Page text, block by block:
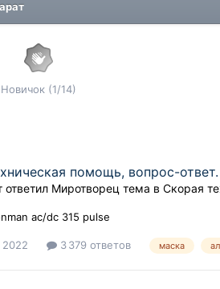
Новичок (1/14)
помощь, вопрос-ответ.
ответил Миротворец тема вСкорая
ac/dc 315 pulse
2022 3 379 ответов маска